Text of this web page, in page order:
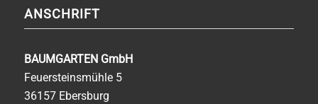
ANSCHRIFT
BAUMGARTEN GmbH
Feuersteinsmühle 5
36157 Ebersburg